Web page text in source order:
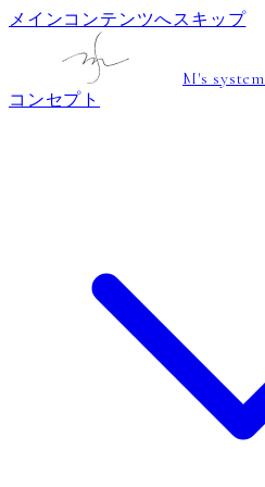
メインコンテンツへスキップ
M's system
コンセプト